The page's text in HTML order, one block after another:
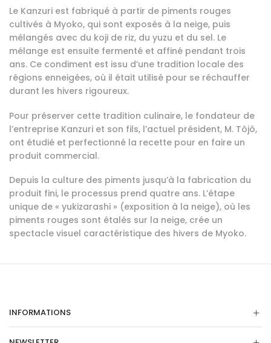
Le Kanzuri est fabriqué à partir de piments rouges
cultivés à Myoko, qui sont exposés à la neige, puis
mélangés avec du koji de riz, du yuzu et du sel. Le
mélange est ensuite fermenté et affiné pendant trois
ans. Ce condiment est issu d’une tradition locale des
régions enneigées, où il était utilisé pour se réchauffer
durant les hivers rigoureux.
Pour préserver cette tradition culinaire, le fondateur de
l’entreprise Kanzuri et son fils, l’actuel président, M. Tôjô,
ont étudié et perfectionné la recette pour en faire un
produit commercial.
Depuis la culture des piments jusqu’à la fabrication du
produit fini, le processus prend quatre ans. L’étape
unique de « yukizarashi » (exposition à la neige), où les
piments rouges sont étalés sur la neige, crée un
spectacle visuel caractéristique des hivers de Myoko.
INFORMATIONS